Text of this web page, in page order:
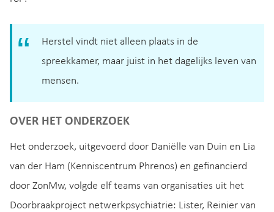
Herstel vindt niet alleen plaats in de
spreekkamer, maar juist in het dagelijks leven van
mensen.
OVER HET ONDERZOEK
Het onderzoek, uitgevoerd door Daniëlle van Duin en Lia
van der Ham (Kenniscentrum Phrenos) en gefinancierd
door ZonMw, volgde elf teams van organisaties uit het
Doorbraakproject netwerkpsychiatrie: Lister, Reinier van